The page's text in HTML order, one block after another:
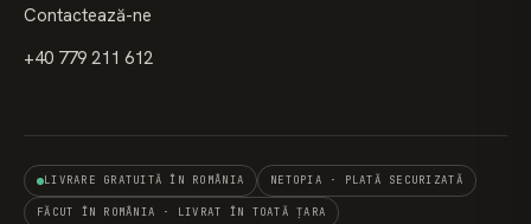
Contactează-ne
+40 779 211 612
LIVRARE GRATUITĂ ÎN ROMÂNIA NETOPIA · PLATĂ SECURIZATĂ
FĂCUT ÎN ROMÂNIA · LIVRAT ÎN TOATĂ ȚARA